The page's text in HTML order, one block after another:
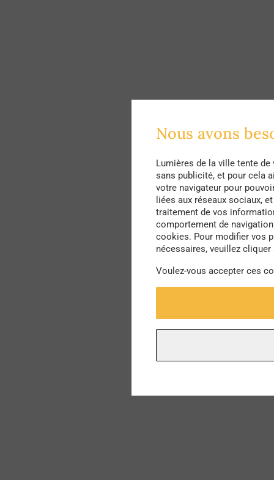
Nous avons
Lumières de la ville tente
sans publicité, et pour cela
votre navigateur pour
liées aux réseaux sociaux,
traitement de vos
comportement de
cookies. Pour modifier vos
nécessaires, veuillez
Voulez-vous accepter ces